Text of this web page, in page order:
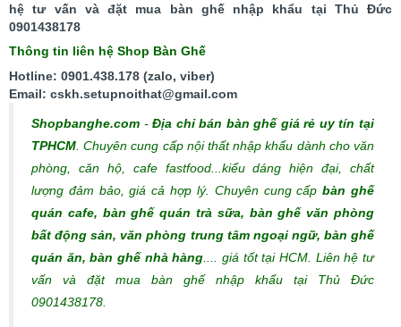
hệ tư vấn và đặt mua bàn ghế nhập khẩu tại Thủ Đức
0901438178
Thông tin liên hệ Shop Bàn Ghế
Hotline: 0901.438.178 (zalo, viber)
Email: cskh.setupnoithat@gmail.com
Shopbanghe.com -Địa chỉ bán bàn ghế giá rẻ uy tín tại
TPHCM . Chuyên cung cấp nội thất nhập khẩu dành cho văn
phòng, căn hộ, cafe fastfood...kiểu dáng hiện đại, chất
lượng đảm bảo, giá cả hợp lý. Chuyên cung cấpbàn ghế
quán cafe, bàn ghế quán trà sữa, bàn ghế văn phòng
bất động sản, văn phòng trung tâm ngoại ngữ, bàn ghế
quán ăn, bàn ghế nhà hàng .... giá tốt tại HCM. Liên hệ tư
vấn và đặt mua bàn ghế nhập khẩu tại Thủ Đức
0901438178.